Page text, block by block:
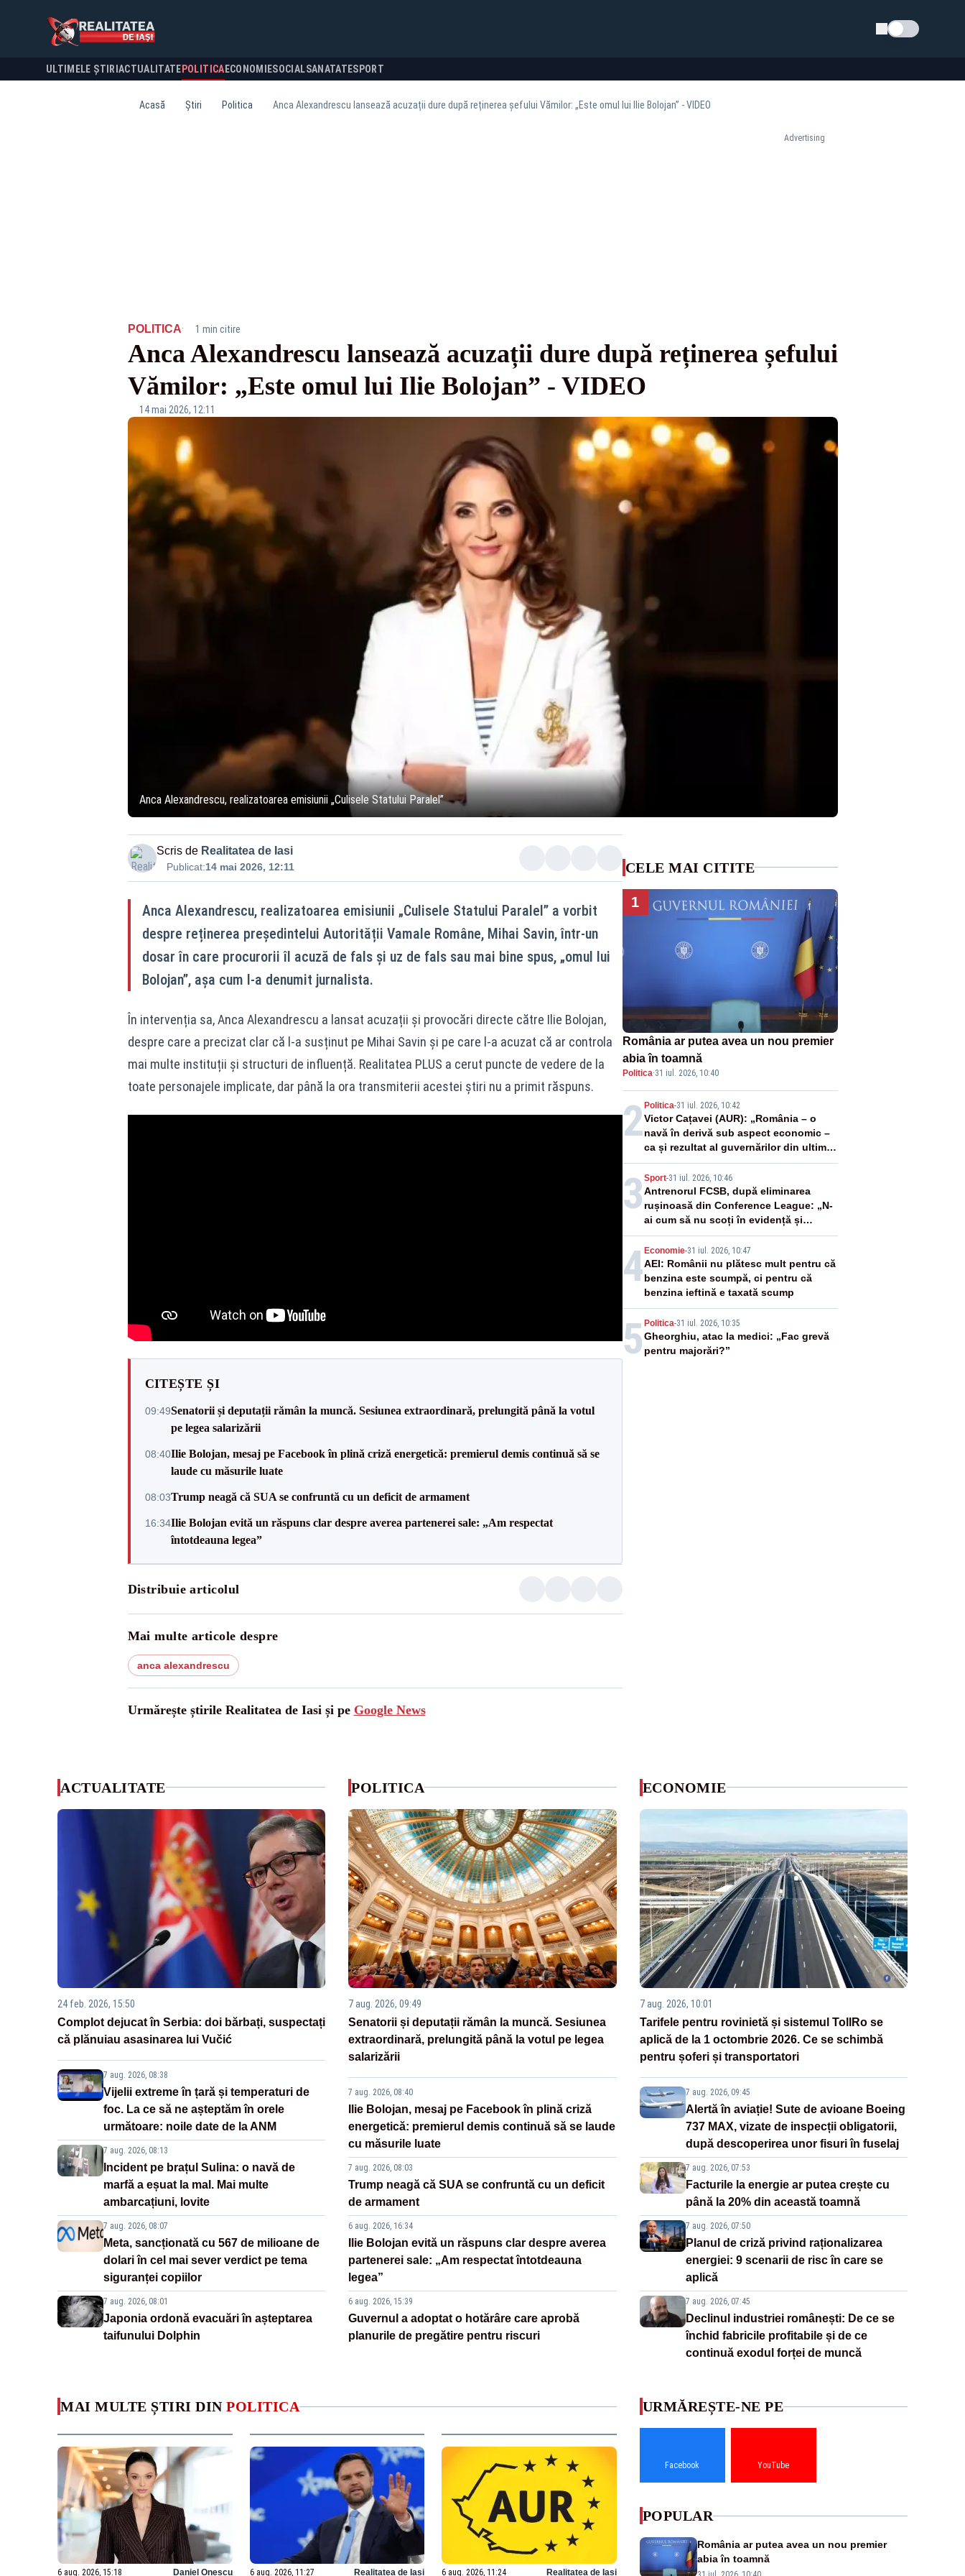
Schimba tema
ULTIMELE ȘTIRI ACTUALITATE POLITICA ECONOMIESOCIALSANATATESPORT
Acasă Știri Politica Anca Alexandrescu lansează acuzații dure după reținerea șefului Vămilor: „Este omul lui Ilie Bolojan” - VIDEO
Advertising
POLITICA· 1 min citire
Anca Alexandrescu lansează acuzații dure după reținerea șefului
Vămilor: „Este omul lui Ilie Bolojan” - VIDEO
14 mai 2026, 12:11
Anca Alexandrescu, realizatoarea emisiunii „Culisele Statului Paralel”
Scris de Realitatea de Iasi
Publicat:14 mai 2026, 12:11
Anca Alexandrescu, realizatoarea emisiunii „Culisele Statului Paralel” a vorbit
despre reținerea președintelui Autorității Vamale Române, Mihai Savin, într-un
dosar în care procurorii îl acuză de fals și uz de fals sau mai bine spus, „omul lui
Bolojan”, așa cum l-a denumit jurnalista.
În intervenția sa, Anca Alexandrescu a lansat acuzații și provocări directe către Ilie Bolojan,
despre care a precizat clar că l-a susținut pe Mihai Savin și pe care l-a acuzat că ar controla
mai multe instituții și structuri de influență. Realitatea PLUS a cerut puncte de vedere de la
toate personajele implicate, dar până la ora transmiterii acestei știri nu a primit răspuns.
CITEȘTE ȘI
09:49Senatorii și deputații rămân la muncă. Sesiunea extraordinară, prelungită până la votul
pe legea salarizării
08:40Ilie Bolojan, mesaj pe Facebook în plină criză energetică: premierul demis continuă să se
laude cu măsurile luate
08:03Trump neagă că SUA se confruntă cu un deficit de armament
16:34Ilie Bolojan evită un răspuns clar despre averea partenerei sale: „Am respectat
întotdeauna legea”
Distribuie articolul
Mai multe articole despre
anca alexandrescu
Urmărește știrile Realitatea de Iasi și pe Google News
CELE MAI CITITE
1
România ar putea avea un nou premier
abia în toamnă
Politica·31 iul. 2026, 10:40
2 Politica-31 iul. 2026, 10:42
Victor Cațavei (AUR): „România – o
navă în derivă sub aspect economic –
ca și rezultat al guvernărilor din ultimii
36 de ani”
3 Sport-31 iul. 2026, 10:46
Antrenorul FCSB, după eliminarea
rușinoasă din Conference League: „N-
ai cum să nu scoți în evidență și
lucrurile bune”
4 Economie-31 iul. 2026, 10:47
AEI: Românii nu plătesc mult pentru că
benzina este scumpă, ci pentru că
benzina ieftină e taxată scump
5 Politica-31 iul. 2026, 10:35
Gheorghiu, atac la medici: „Fac grevă
pentru majorări?”
ACTUALITATE
24 feb. 2026, 15:50
Complot dejucat în Serbia: doi bărbați, suspectați
că plănuiau asasinarea lui Vučić
7 aug. 2026, 08:38
Vijelii extreme în țară și temperaturi de
foc. La ce să ne așteptăm în orele
următoare: noile date de la ANM
7 aug. 2026, 08:13
Incident pe brațul Sulina: o navă de
marfă a eșuat la mal. Mai multe
ambarcațiuni, lovite
7 aug. 2026, 08:07
Meta, sancționată cu 567 de milioane de
dolari în cel mai sever verdict pe tema
siguranței copiilor
7 aug. 2026, 08:01
Japonia ordonă evacuări în așteptarea
taifunului Dolphin
POLITICA
7 aug. 2026, 09:49
Senatorii și deputații rămân la muncă. Sesiunea
extraordinară, prelungită până la votul pe legea
salarizării
7 aug. 2026, 08:40
Ilie Bolojan, mesaj pe Facebook în plină criză
energetică: premierul demis continuă să se laude
cu măsurile luate
7 aug. 2026, 08:03
Trump neagă că SUA se confruntă cu un deficit
de armament
6 aug. 2026, 16:34
Ilie Bolojan evită un răspuns clar despre averea
partenerei sale: „Am respectat întotdeauna
legea”
6 aug. 2026, 15:39
Guvernul a adoptat o hotărâre care aprobă
planurile de pregătire pentru riscuri
ECONOMIE
7 aug. 2026, 10:01
Tarifele pentru rovinietă și sistemul TollRo se
aplică de la 1 octombrie 2026. Ce se schimbă
pentru șoferi și transportatori
7 aug. 2026, 09:45
Alertă în aviație! Sute de avioane Boeing
737 MAX, vizate de inspecții obligatorii,
după descoperirea unor fisuri în fuselaj
7 aug. 2026, 07:53
Facturile la energie ar putea crește cu
până la 20% din această toamnă
7 aug. 2026, 07:50
Planul de criză privind raționalizarea
energiei: 9 scenarii de risc în care se
aplică
7 aug. 2026, 07:45
Declinul industriei românești: De ce se
închid fabricile profitabile și de ce
continuă exodul forței de muncă
MAI MULTE ȘTIRI DIN POLITICA
6 aug. 2026, 15:18 Daniel Onescu 6 aug. 2026, 11:27 Realitatea de Iasi 6 aug. 2026, 11:24 Realitatea de Iasi
URMĂREȘTE-NE PE
Facebook YouTube
POPULAR
România ar putea avea un nou premier
abia în toamnă